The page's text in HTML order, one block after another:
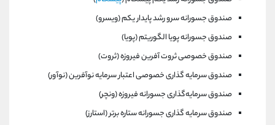
صندوق جسورانه سرو رشد پایدار یکم (ویسرو)
صندوق جسورانه پویا الگوریتم (پویا)
صندوق خصوصی ثروت آفرین فیروزه (ثروت)
صندوق سرمايه گذاری خصوصی اعتبار سرمایه نوآفرین (نوآور)
صندوق سرمایه‌گذاری جسورانه فیروزه (ونچر)
صندوق سرمایه گذاری جسورانه ستاره برتر (استارز)